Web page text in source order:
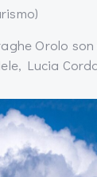
Orolo
Lucia